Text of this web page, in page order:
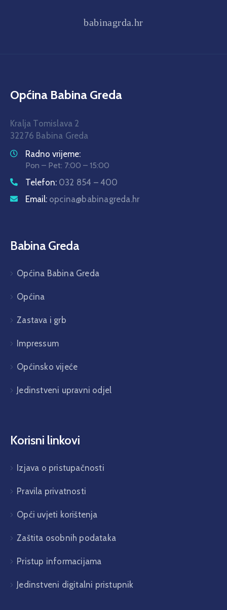
babinagrda.hr
Općina Babina Greda
Kralja Tomislava 2
32276 Babina Greda
Radno vrijeme:
Pon – Pet: 7:00 – 15:00
Telefon: 032 854 – 400
Email: opcina@babinagreda.hr
Babina Greda
Općina Babina Greda
Općina
Zastava i grb
Impressum
Općinsko vijeće
Jedinstveni upravni odjel
Korisni linkovi
Izjava o pristupačnosti
Pravila privatnosti
Opći uvjeti korištenja
Zaštita osobnih podataka
Pristup informacijama
Jedinstveni digitalni pristupnik